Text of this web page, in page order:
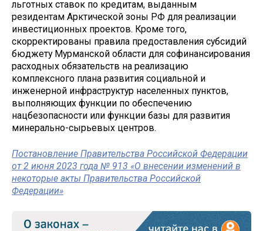
льготных ставок по кредитам, выданным
резидентам Арктической зоны РФ для реализации
инвестиционных проектов. Кроме того,
скорректированы правила предоставления субсидий
бюджету Мурманской области для софинансирования
расходных обязательств на реализацию
комплексного плана развития социальной и
инженерной инфраструктур населенных пунктов,
выполняющих функции по обеспечению
нацбезопасности или функции базы для развития
минерально-сырьевых центров.
Постановление Правительства Российской Федерации
от 2 июня 2023 года № 913 «О внесении изменений в
некоторые акты Правительства Российской
Федерации»